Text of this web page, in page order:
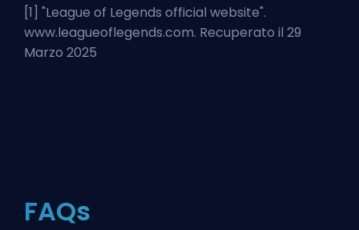
[1] "League of Legends official website".
www.leagueoflegends.com. Recuperato il 29
Marzo 2025
FAQs